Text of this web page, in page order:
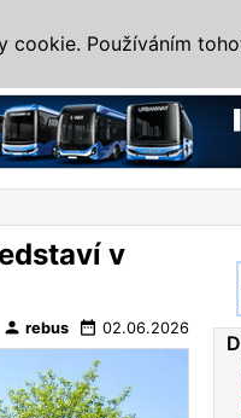
v
person rebus date_range 02.06.2026
Používáním